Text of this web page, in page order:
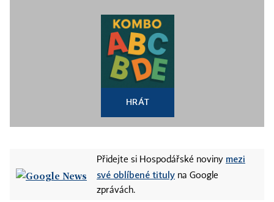
HRÁT
Přidejte si Hospodářské noviny mezi
své oblíbené tituly na Google
zprávách.